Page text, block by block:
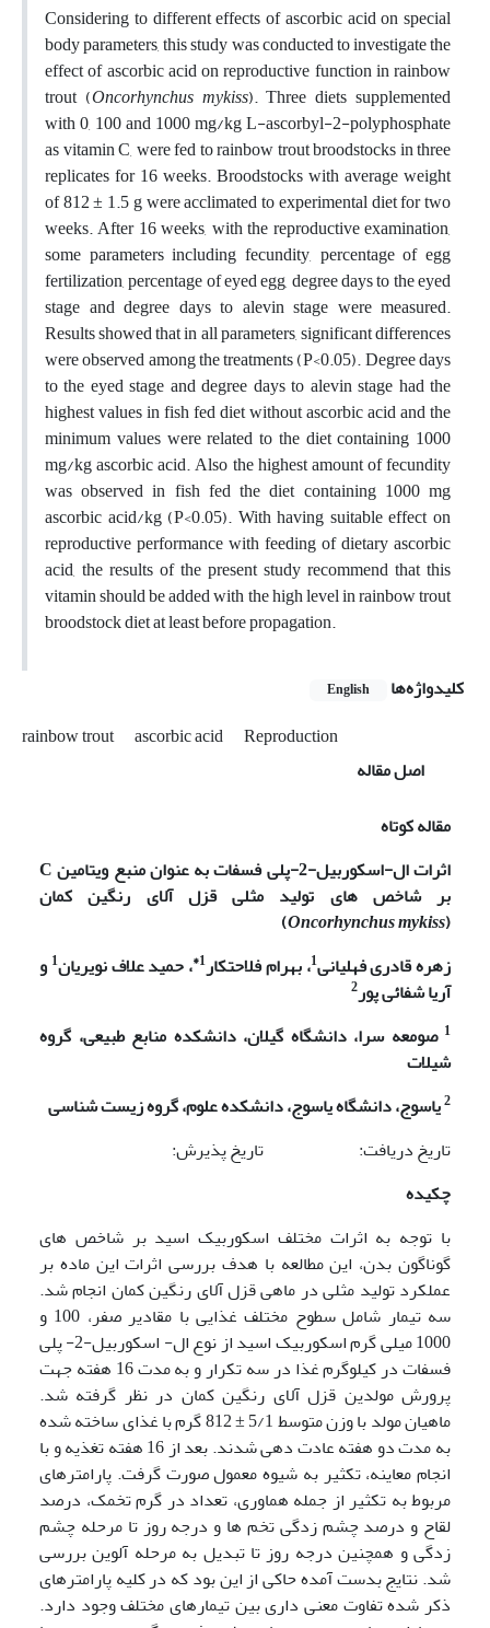
Considering to different effects of ascorbic acid on special
body parameters, this study was conducted to investigate the
effect of ascorbic acid on reproductive function in rainbow
trout (Oncorhynchus mykiss). Three diets supplemented
with 0, 100 and 1000 mg/kg L-ascorbyl-2-polyphosphate
as vitamin C, were fed to rainbow trout broodstocks in three
replicates for 16 weeks. Broodstocks with average weight
of 812 ± 1.5 g were acclimated to experimental diet for two
weeks. After 16 weeks, with the reproductive examination,
some parameters including fecundity, percentage of egg
fertilization, percentage of eyed egg, degree days to the eyed
stage and degree days to alevin stage were measured.
Results showed that in all parameters, significant differences
were observed among the treatments (P<0.05). Degree days
to the eyed stage and degree days to alevin stage had the
highest values in fish fed diet without ascorbic acid and the
minimum values were related to the diet containing 1000
mg/kg ascorbic acid. Also the highest amount of fecundity
was observed in fish fed the diet containing 1000 mg
ascorbic acid/kg (P<0.05). With having suitable effect on
reproductive performance with feeding of dietary ascorbic
acid, the results of the present study recommend that this
vitamin should be added with the high level in rainbow trout
broodstock diet at least before propagation.
کلیدواژه‌ها
English
rainbow trout ascorbic acid
Reproduction
اصل مقاله
مقاله کوتاه
اثرات ال-اسکوربیل-2-پلی فسفات به عنوان منبع ویتامین
C
بر شاخص های تولید مثلی قزل آلای رنگین کمان
(
Oncorhynchus mykiss
)
زهره قادری فهلیانی1، بهرام فلاحتکار1* ، حمید علاف نویریان1 و
آریا شفائی پور2
1 صومعه سرا، دانشگاه گیلان، دانشکده منابع طبیعی، گروه
شیلات
2یاسوج، دانشگاه یاسوج، دانشکده علوم، گروه زیست شناسی
تاریخ دریافت: تاریخ پذیرش:
چکیده
با توجه به اثرات مختلف اسکوربیک اسید بر شاخص های
گوناگون بدن، این مطالعه با هدف بررسی اثرات این ماده بر
عملکرد تولید مثلی در ماهی قزل آلای رنگین کمان انجام شد.
سه تیمار شامل سطوح مختلف غذایی با مقادیر صفر، 100 و
1000 میلی گرم اسکوربیک اسید از نوع ال- اسکوربیل-2- پلی
فسفات در کیلوگرم غذا در سه تکرار و به مدت 16 هفته جهت
پرورش مولدین قزل آلای رنگین کمان در نظر گرفته شد.
ماهیان مولد با وزن متوسط 5/1 ± 812 گرم با غذای ساخته شده
به مدت دو هفته عادت دهی شدند. بعد از 16 هفته تغذیه و با
انجام معاینه، تکثیر به شیوه معمول صورت گرفت. پارامترهای
مربوط به تکثیر از جمله هماوری، تعداد در گرم تخمک، درصد
لقاح و درصد چشم زدگی تخم ها و درجه روز تا مرحله چشم
زدگی و همچنین درجه روز تا تبدیل به مرحله آلوین بررسی
شد. نتایج بدست آمده حاکی از این بود که در کلیه پارامترهای
ذکر شده تفاوت معنی داری بین تیمارهای مختلف وجود دارد.